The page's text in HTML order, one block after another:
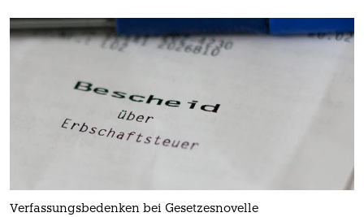
Verfassungsbedenken bei Gesetzesnovelle